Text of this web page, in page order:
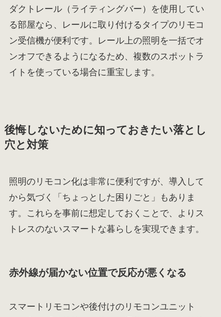
ダクトレール（ライティングバー）を使用してい
る部屋なら、レールに取り付けるタイプのリモコ
ン受信機が便利です。レール上の照明を一括でオ
ンオフできるようになるため、複数のスポットラ
イトを使っている場合に重宝します。
後悔しないために知っておきたい落とし
穴と対策
照明のリモコン化は非常に便利ですが、導入して
から気づく「ちょっとした困りごと」もありま
す。これらを事前に想定しておくことで、よりス
トレスのないスマートな暮らしを実現できます。
赤外線が届かない位置で反応が悪くなる
スマートリモコンや後付けのリモコンユニット